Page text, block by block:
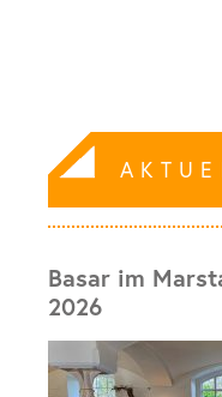
Basar im
2026